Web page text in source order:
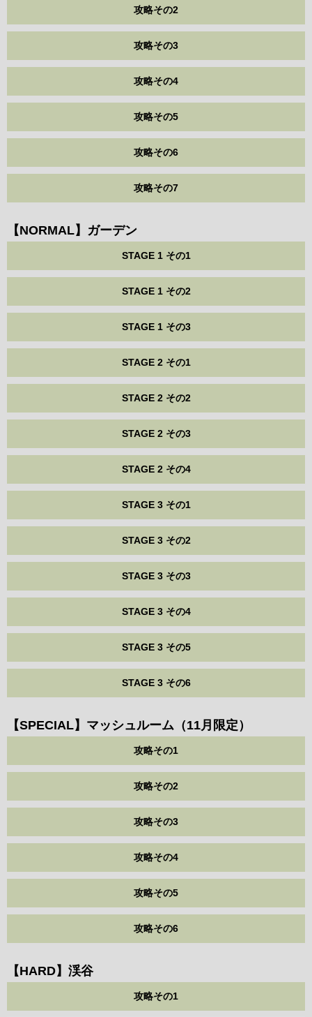
攻略その2
攻略その3
攻略その4
攻略その5
攻略その6
攻略その7
【NORMAL】ガーデン
STAGE 1 その1
STAGE 1 その2
STAGE 1 その3
STAGE 2 その1
STAGE 2 その2
STAGE 2 その3
STAGE 2 その4
STAGE 3 その1
STAGE 3 その2
STAGE 3 その3
STAGE 3 その4
STAGE 3 その5
STAGE 3 その6
【SPECIAL】マッシュルーム（11月限定）
攻略その1
攻略その2
攻略その3
攻略その4
攻略その5
攻略その6
【HARD】渓谷
攻略その1